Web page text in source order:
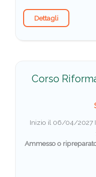
Dettagli
Corso
Inizio il 06/04/2027
Ammesso o